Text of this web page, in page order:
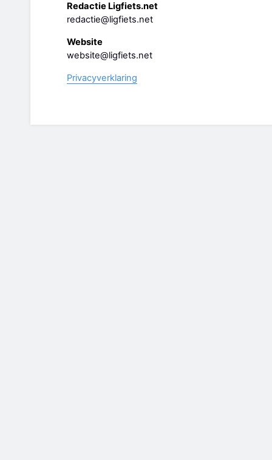
Redactie Ligfiets.net
redactie@ligfiets.net
Website
website@ligfiets.net
Privacyverklaring